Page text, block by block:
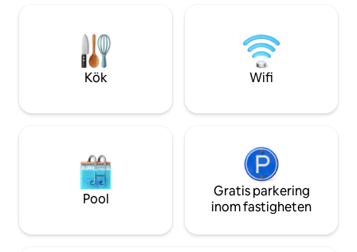
barn, 2 jacuzzis, bastu, lekplats,
utomhusgym och 1 täckt
parkeringsplats. Perfekt för familjer på
Husdjursområde
Beto Carrero
husdjur
Kök Wifi
Pool
Gratis parkering
inom fastigheten